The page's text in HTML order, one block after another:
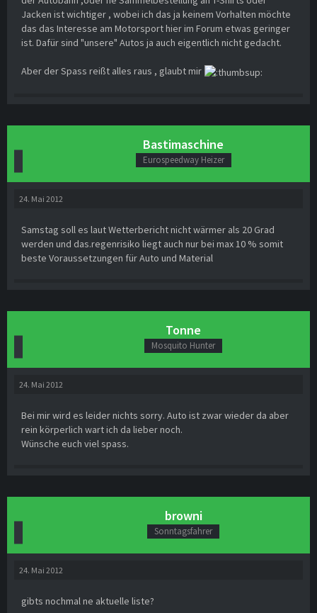
Jacken ist wichtiger , wobei ich das ja keinem Vorhalten möchte
das das Interesse am Motorsport hier im Forum etwas geringer
ist. Dafür sind "unsere" Autos ja auch eigentlich nicht gedacht.
Aber der Spass reißt alles raus , glaubt mir
Bastimaschine
Eurospeedway Heizer
24. Mai 2012
Samstag soll es laut Wetterbericht nicht wärmer als 20 Grad
werden und das.regenrisiko liegt auch nur bei max 10 % somit
beste Voraussetzungen für Auto und Material
Tonne
Mosquito Hunter
24. Mai 2012
Bei mir wird es leider nichts sorry. Auto ist zwar wieder da aber
rein körperlich wart ich da lieber noch.
Wünsche euch viel spass.
browni
Sonntagsfahrer
24. Mai 2012
gibts nochmal ne aktuelle liste?